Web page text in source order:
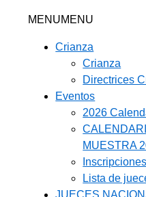
MENUMENU
Crianza
Crianza
Directrices
Eventos
2026
MUESTRA
Inscripciones
Lista de
JUECES